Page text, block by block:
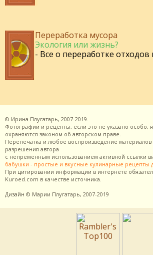
Переработка мусора
Экология или жизнь?
- Все о переработке отходов
© Ирина Плугатарь, 2007-2019.
Фотографии и рецепты, если это не указано особо,
охраняются законом об авторском праве.
Перепечатка и любое воспроизведение
разрешения автора
с непременным использованием активной ссылки
бабушки - простые и вкусные кулинарные рецепты
При цитировании информации в интернете
Kuroed.com в качестве источника.
Дизайн © Марии Плугатарь, 2007-2019